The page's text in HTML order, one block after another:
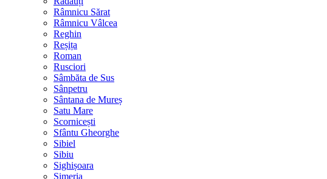
Râmnicu Sărat
Râmnicu Vâlcea
Reghin
Reșița
Roman
Rusciori
Sâmbăta de Sus
Sânpetru
Sântana de Mureș
Satu Mare
Scornicești
Sfântu Gheorghe
Sibiel
Sibiu
Sighișoara
Simeria